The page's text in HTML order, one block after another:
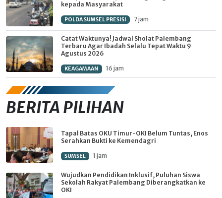
kepada Masyarakat
POLDA SUMSEL PRESISI 7 jam
Catat Waktunya! Jadwal Sholat Palembang
Terbaru Agar Ibadah Selalu Tepat Waktu 9
Agustus 2026
KEAGAMAAN 16 jam
BERITA PILIHAN
Tapal Batas OKU Timur-OKI Belum Tuntas, Enos
Serahkan Bukti ke Kemendagri
SUMSEL 1 jam
Wujudkan Pendidikan Inklusif, Puluhan Siswa
Sekolah Rakyat Palembang Diberangkatkan ke
OKI